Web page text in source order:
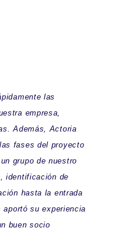
las
empresa,
Además, Actoria
fases del proyecto
grupo de nuestro
identificación de
hasta la entrada
su experiencia
buen socio